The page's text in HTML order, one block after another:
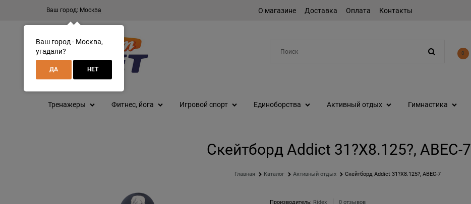
Ваш город: Москва О магазине Доставка Оплата Контакты
0
Тренажеры Фитнес, йога Игровой спорт Единоборства Активный отдых Гимнастика
Скейтборд Addict 31?X8.125?, ABEC-7
Главная Каталог Активный отдых Скейтборд Addict 31?X8.125?, ABEC-7
Производитель: Ridex 0 отзывов
Ваш город - Москва,
угадали?
ДА НЕТ